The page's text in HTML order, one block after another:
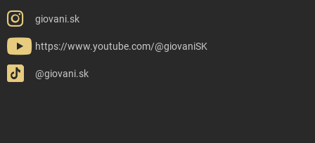
giovani.sk
https://www.youtube.com/@giovaniSK
@giovani.sk